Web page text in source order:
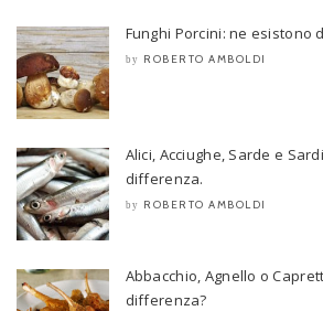
Funghi Porcini: ne esistono
by ROBERTO AMBOLDI
Alici, Acciughe, Sarde e
differenza.
by ROBERTO AMBOLDI
Abbacchio, Agnello o
differenza?